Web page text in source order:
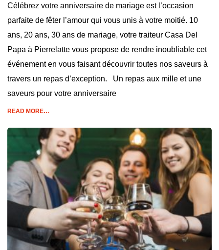
Célébrez votre anniversaire de mariage est l’occasion
parfaite de fêter l’amour qui vous unis à votre moitié. 10
ans, 20 ans, 30 ans de mariage, votre traiteur Casa Del
Papa à Pierrelatte vous propose de rendre inoubliable cet
événement en vous faisant découvrir toutes nos saveurs à
travers un repas d’exception. Un repas aux mille et une
saveurs pour votre anniversaire
READ MORE…